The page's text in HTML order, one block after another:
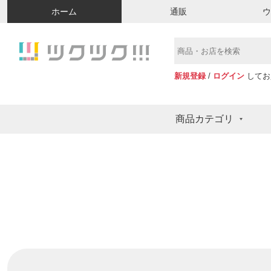
ホーム 通販
新規登録 / ログイン して
商品カテゴリ